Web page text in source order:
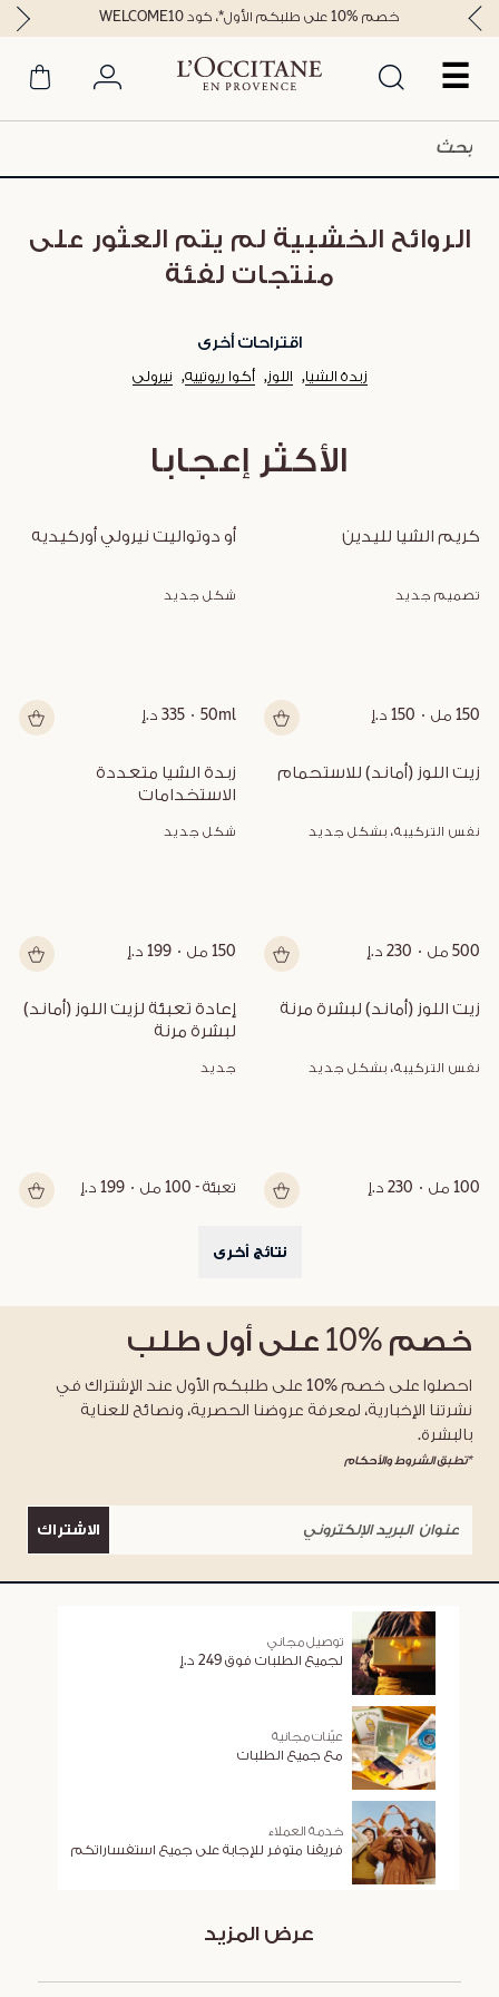
☰
خصم %10 على طلبكم الأول*، كود WELCOME10
الروائح الخشبية لم يتم العثور على
منتجات لفئة
اقتراحات أخرى
زبدة الشيا اللوز أكوا ريوتييه نيرولي
الأكثر إعجابا
كريم الشيا لليدين
تصميم جديد
150 مل 150 د.إ
أو دوتواليت نيرولي أوركيديه
شكل جديد
50ml 335 د.إ
زيت اللوز (أماند) للاستحمام
نفس التركيبة، بشكل جديد
500 مل 230 د.إ
الاستخدامات
شكل جديد
150 مل 199 د.إ
زيت اللوز (أماند) لبشرة مرنة
نفس التركيبة، بشكل جديد
100 مل 230 د.إ
لبشرة مرنة
جديد
تعبئة - 100 مل 199 د.إ
نتائج أخرى
خصم %10 على أول طلب
احصلوا على خصم %10 على طلبكم الأول عند الإشتراك في
نشرتنا الإخبارية، لمعرفة عروضنا الحصرية، ونصائح للعناية
بالبشرة.
*تطبق الشروط والأحكام
الاشتراك
توصيل مجاني
لجميع الطلبات فوق 249 د.إ
عيّنات مجانية
مع جميع الطلبات
خدمة العملاء
فريقنا متوفر للإجابة على جميع استفساراتكم
عرض المزيد